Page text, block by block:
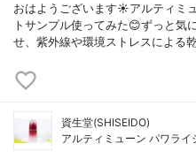
おはようございます☀アルティミ
トサンプル使ってみた😊ずっと気
せ、紫外線や環境ストレスによる
資生堂(SHISEIDO)
アルティミューン パワライ